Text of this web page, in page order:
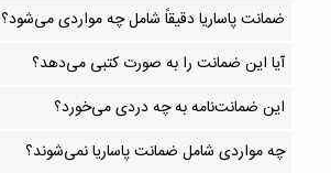
ضمانت پاساریا دقیقاً شامل چه مواردی می‌شود؟
آیا این ضمانت را به صورت کتبی می‌دهد؟
این ضمانت‌نامه به چه دردی می‌خورد؟
چه مواردی شامل ضمانت پاساریا نمی‌شوند؟